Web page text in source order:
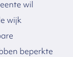
wil
wijk
beperkte